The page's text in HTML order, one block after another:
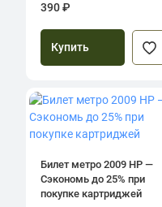
390 ₽
Купить
Билет метро 2009 HP —
Сэкономь до 25% при
покупке картриджей